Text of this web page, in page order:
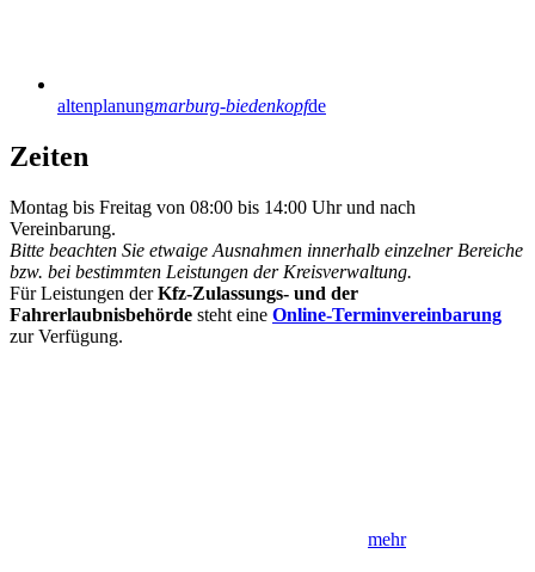
altenplanungmarburg-biedenkopfde
Zeiten
Montag bis Freitag von 08:00 bis 14:00 Uhr und nach
Vereinbarung.
Bitte beachten Sie etwaige Ausnahmen innerhalb einzelner Bereiche
bzw. bei bestimmten Leistungen der Kreisverwaltung.
Für Leistungen derKfz-Zulassungs- und der
Fahrerlaubnisbehörde steht eine Online-Terminvereinbarung
zur Verfügung.
mehr